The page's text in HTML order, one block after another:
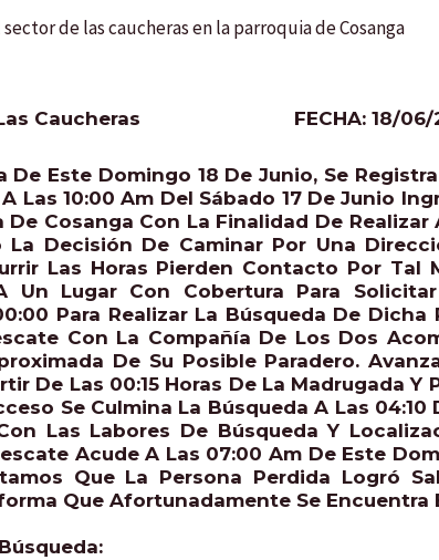
de las caucheras en la parroquia de Cosanga
Caucheras FECHA: 18/
De Este Domingo 18 De Junio, Se
Las 10:00 Am Del Sábado 17 De Junio
De Cosanga Con La Finalidad De
La Decisión De Caminar Por Una
Las Horas Pierden Contacto Por Tal
Un Lugar Con Cobertura Para
Para Realizar La Búsqueda De
Con La Compañía De Los Dos
De Su Posible Paradero.
De Las 00:15 Horas De La Madrugada
Se Culmina La Búsqueda A Las 04:10
Las Labores De Búsqueda Y
Acude A Las 07:00 Am De Este
Que La Persona Perdida Logró
Que Afortunadamente Se Encuentra